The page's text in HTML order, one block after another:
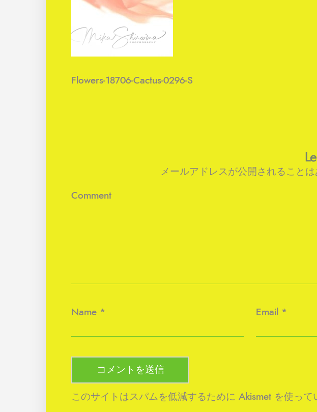
Flowers-18706-Cactus-0296-S
メールアドレスが公開されることは
Comment
Name * Email *
このサイトはスパムを低減するために Akismet を使って